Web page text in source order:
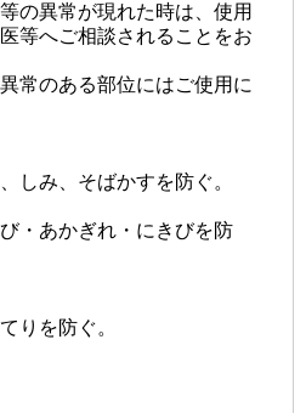
の異常が現れた時は、使用
等へご相談されることをお
常のある部位にはご使用に
しみ、そばかすを防ぐ。
・あかぎれ・にきびを防
りを防ぐ。